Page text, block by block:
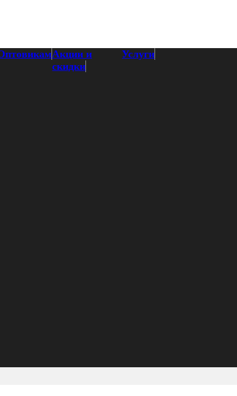
Акции и
скидки
Услуги